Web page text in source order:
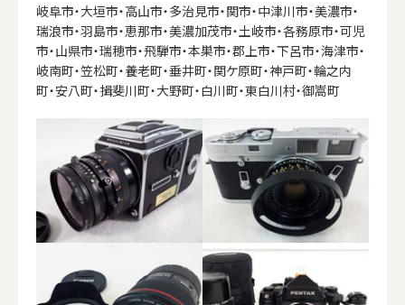
岐阜市・大垣市・高山市・多治見市・関市・中津川市・美濃市・
瑞浪市・羽島市・恵那市・美濃加茂市・土岐市・各務原市・可児
市・山県市・瑞穂市・飛騨市・本巣市・郡上市・下呂市・海津市・
岐南町・笠松町・養老町・垂井町・関ケ原町・神戸町・輪之内
町・安八町・揖斐川町・大野町・白川町・東白川村・御嵩町